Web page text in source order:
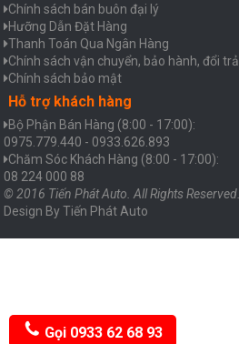
Chính sách bán buôn đại lý
Hưỡng Dẫn Đặt Hàng
Thanh Toán Qua Ngân Hàng
Chính sách vận chuyển, bảo hành, đổi trả
Chính sách bảo mật
Hỗ trợ khách hàng
Bộ Phận Bán Hàng (8:00 - 17:00):
0975.779.440 - 0933.626.893
Chăm Sóc Khách Hàng (8:00 - 17:00):
08 224 000 88
© 2016 Tiến Phát Auto. All Rights Reserved.
Design ByTiến Phát Auto
Gọi 0933 62 68 93